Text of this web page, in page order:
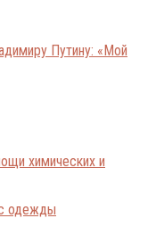
Путину: «Мой
химических и